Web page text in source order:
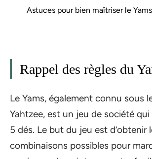
Astuces pour bien maîtriser le Yams
Rappel des règles du
Le Yams, également connu sous
Yahtzee, est un jeu de société
5 dés. Le but du jeu est d’obtenir
combinaisons possibles pour